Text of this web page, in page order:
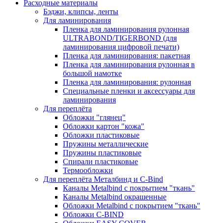
Расходные материалы
Бэджи, клипсы, ленты
Для ламинирования
Пленка для ламинирования рулонная
ULTRABOND/TIGERBOND (для
ламинирования цифровой печати)
Пленка для ламинирования: пакетная
Пленка для ламинирования рулонная в
большой намотке
Пленка для ламинирования: рулонная
Специальные пленки и аксессуары для
ламинирования
Для переплёта
Обложки "глянец"
Обложки картон "кожа"
Обложки пластиковые
Пружины металлические
Пружины пластиковые
Спирали пластиковые
Термообложки
Для переплёта Металбинд и C-Bind
Каналы Metalbind с покрытием "ткань"
Каналы Metalbind окрашенные
Обложки Metalbind с покрытием "ткань"
Обложки C-BIND